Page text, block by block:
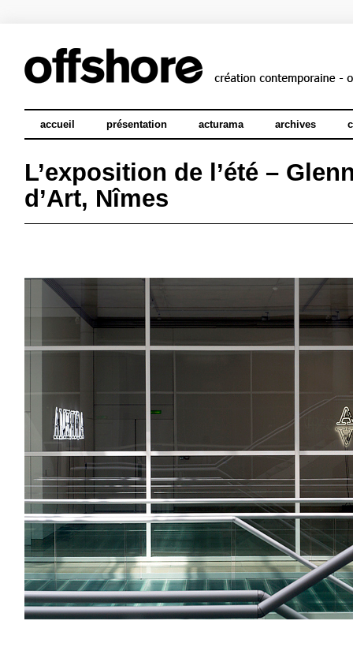
accueil présentation acturama archives
L’exposition de l’été –
d’Art, Nîmes